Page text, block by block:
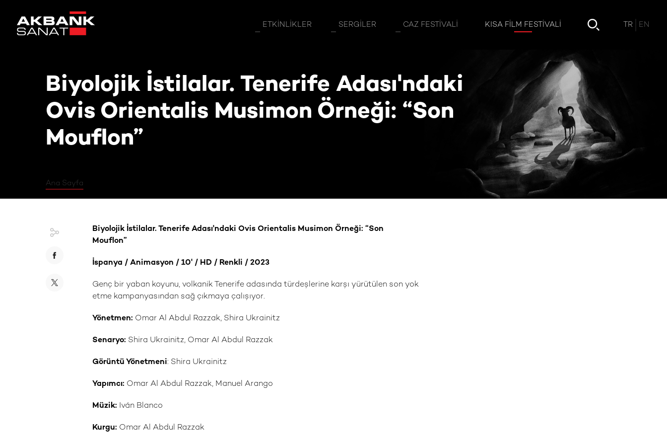
ETKINLIKLER SERGILER CAZ FESTIVALI KISA FILM FESTIVALI TR EN
Biyolojik İstilalar. Tenerife Adası'ndaki
Ovis Orientalis Musimon Örneği: “Son
Mouflon”
Ana Sayfa
Biyolojik İstilalar. Tenerife Adası'ndaki Ovis Orientalis Musimon Örneği: “Son Mouflon”
Biyolojik İstilalar. Tenerife Adası'ndaki Ovis Orientalis Musimon Örneği: “Son
Mouflon”
İspanya / Animasyon / 10' / HD / Renkli / 2023
Genç bir yaban koyunu, volkanik Tenerife adasında türdeşlerine karşı yürütülen son yok
etme kampanyasından sağ çıkmaya çalışıyor.
Yönetmen: Omar Al Abdul Razzak, Shira Ukrainitz
Senaryo: Shira Ukrainitz, Omar Al Abdul Razzak
Görüntü Yönetmeni: Shira Ukrainitz
Yapımcı: Omar Al Abdul Razzak, Manuel Arango
Müzik: Iván Blanco
Kurgu: Omar Al Abdul Razzak